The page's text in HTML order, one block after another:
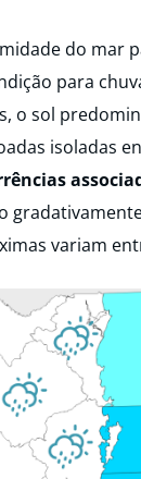
do mar
para
o sol
isoladas
variam